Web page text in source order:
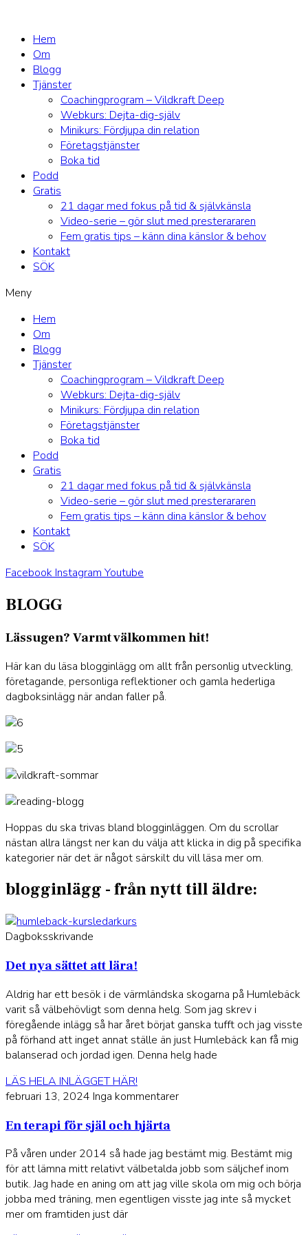
Hem
Om
Blogg
Tjänster
Coachingprogram – Vildkraft Deep
Webkurs: Dejta-dig-själv
Minikurs: Fördjupa din relation
Företagstjänster
Boka tid
Podd
Gratis
21 dagar med fokus på tid & självkänsla
Video-serie – gör slut med presterararen
Fem gratis tips – känn dina känslor & behov
Kontakt
SÖK
Meny
Hem
Om
Blogg
Tjänster
Coachingprogram – Vildkraft Deep
Webkurs: Dejta-dig-själv
Minikurs: Fördjupa din relation
Företagstjänster
Boka tid
Podd
Gratis
21 dagar med fokus på tid & självkänsla
Video-serie – gör slut med presterararen
Fem gratis tips – känn dina känslor & behov
Kontakt
SÖK
Facebook Instagram Youtube
BLOGG
Lässugen? Varmt välkommen hit!
Här kan du läsa blogginlägg om allt från personlig utveckling,
företagande, personliga reflektioner och gamla hederliga
dagboksinlägg när andan faller på.
Hoppas du ska trivas bland blogginläggen. Om du scrollar
nästan allra längst ner kan du välja att klicka in dig på specifika
kategorier när det är något särskilt du vill läsa mer om.
blogginlägg - från nytt till äldre:
Dagboksskrivande
Det nya sättet att lära!
Aldrig har ett besök i de värmländska skogarna på Humlebäck
varit så välbehövligt som denna helg. Som jag skrev i
föregående inlägg så har året börjat ganska tufft och jag visste
på förhand att inget annat ställe än just Humlebäck kan få mig
balanserad och jordad igen. Denna helg hade
LÄS HELA INLÄGGET HÄR!
februari 13, 2024 Inga kommentarer
En terapi för själ och hjärta
På våren under 2014 så hade jag bestämt mig. Bestämt mig
för att lämna mitt relativt välbetalda jobb som säljchef inom
butik. Jag hade en aning om att jag ville skola om mig och börja
jobba med träning, men egentligen visste jag inte så mycket
mer om framtiden just där